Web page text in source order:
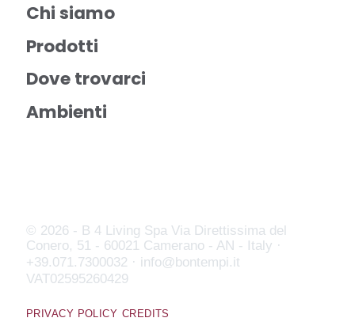
Chi siamo
Prodotti
Dove trovarci
Ambienti
© 2026 - B 4 Living Spa Via Direttissima del
Conero, 51 - 60021 Camerano - AN - Italy ·
+39.071.7300032 · info@bontempi.it
VAT02595260429
PRIVACY POLICY CREDITS